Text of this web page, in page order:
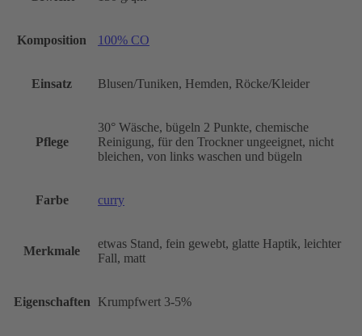
Komposition 100% CO
Einsatz Blusen/Tuniken, Hemden, Röcke/Kleider
Pflege
30° Wäsche, bügeln 2 Punkte, chemische
Reinigung, für den Trockner ungeeignet, nicht
bleichen, von links waschen und bügeln
Farbe curry
Merkmale
etwas Stand, fein gewebt, glatte Haptik, leichter
Fall, matt
Eigenschaften Krumpfwert 3-5%